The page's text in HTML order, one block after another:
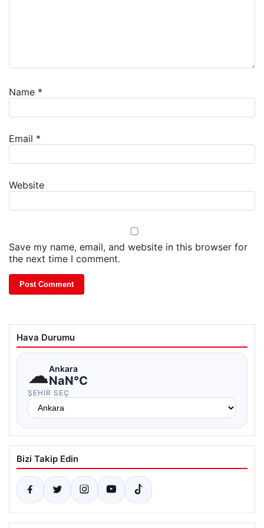
Name *
Email *
Website
Save my name, email, and website in this browser for
the next time I comment.
Hava Durumu
☁Ankara
NaN°C
ŞEHIR SEÇ
Bizi Takip Edin